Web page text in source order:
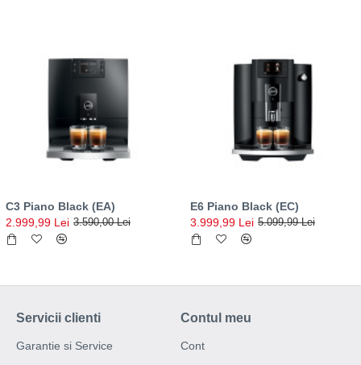
C3 Piano Black (EA)
2.999,99 Lei 3.590,00 Lei
E6 Piano Black (EC)
3.999,99 Lei 5.099,99 Lei
Servicii clienti
Garantie si Service
Contul meu
Cont